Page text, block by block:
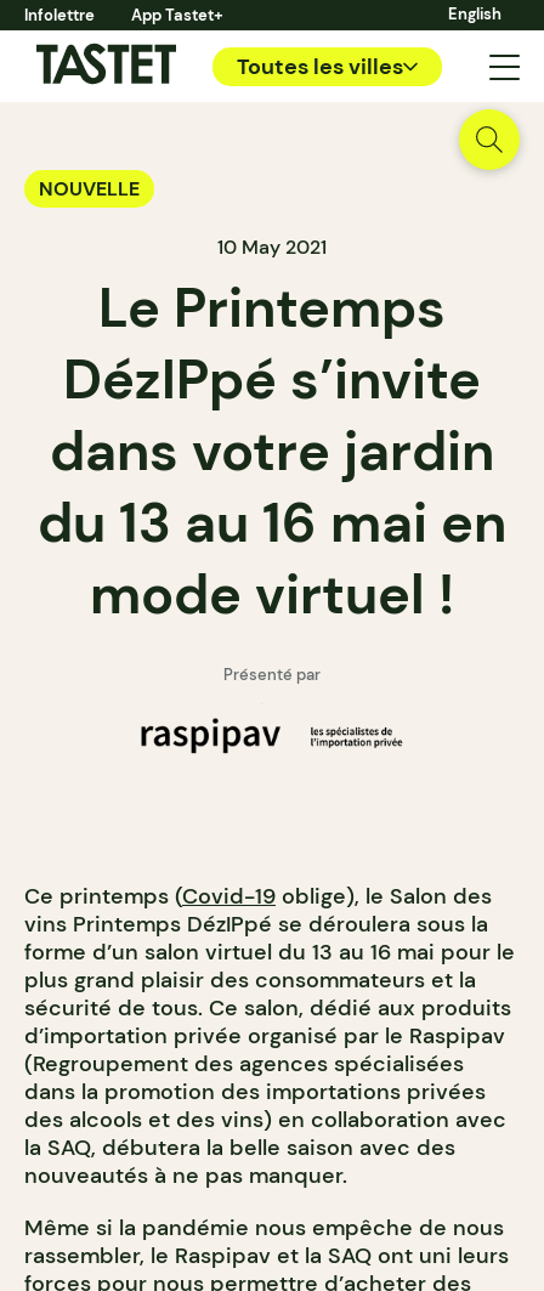
Infolettre App Tastet+ English
Toutes les villes
NOUVELLE
10 May 2021
Le Printemps
DézIPpé s’invite
dans votre jardin
du 13 au 16 mai en
mode virtuel !
Présenté par
Ce printemps (Covid-19 oblige), le Salon des
vins Printemps DézIPpé se déroulera sous la
forme d’un salon virtuel du 13 au 16 mai pour le
plus grand plaisir des consommateurs et la
sécurité de tous. Ce salon, dédié aux produits
d’importation privée organisé par le Raspipav
(Regroupement des agences spécialisées
dans la promotion des importations privées
des alcools et des vins) en collaboration avec
la SAQ, débutera la belle saison avec des
nouveautés à ne pas manquer.
Même si la pandémie nous empêche de nous
rassembler, le Raspipav et la SAQ ont uni leurs
forces pour nous permettre d’acheter des